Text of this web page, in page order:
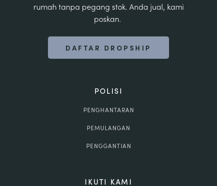
rumah tanpa pegang stok. Anda jual, kami
poskan.
DAFTAR DROPSHIP
POLISI
PENGHANTARAN
PEMULANGAN
PENGGANTIAN
IKUTI KAMI